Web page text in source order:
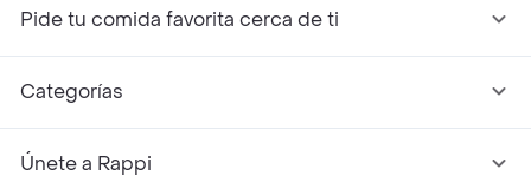
Pide tu comida favorita cerca de ti
Categorías
Únete a Rappi